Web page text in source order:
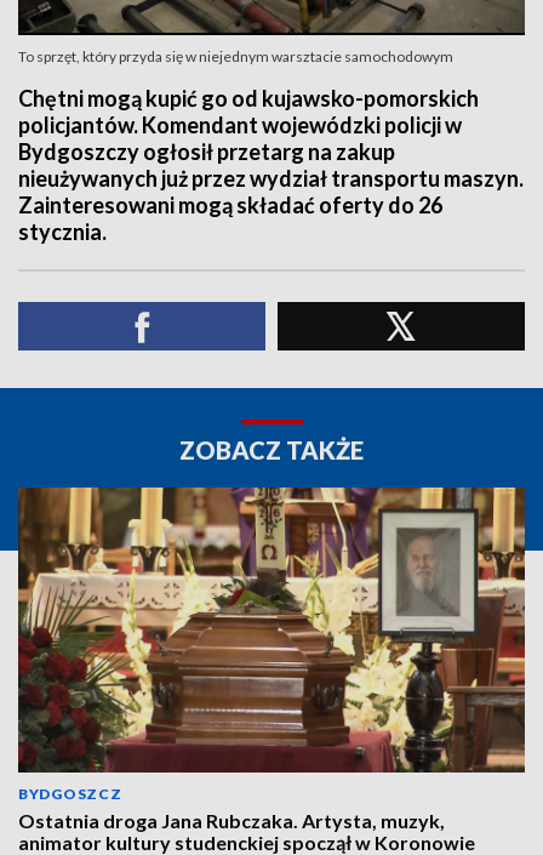
To sprzęt, który przyda się w niejednym warsztacie samochodowym
Chętni mogą kupić go od kujawsko-pomorskich
policjantów. Komendant wojewódzki policji w
Bydgoszczy ogłosił przetarg na zakup
nieużywanych już przez wydział transportu maszyn.
Zainteresowani mogą składać oferty do 26
stycznia.
ZOBACZ TAKŻE
BYDGOSZCZ
Ostatnia droga Jana Rubczaka. Artysta, muzyk,
animator kultury studenckiej spoczął w Koronowie